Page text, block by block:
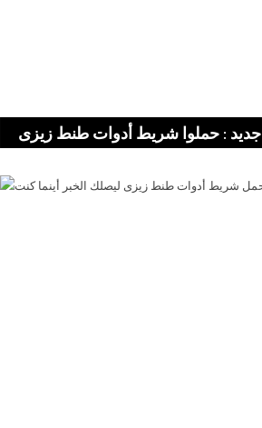
جديد : حملوا شريط أدوات طنط زيزى